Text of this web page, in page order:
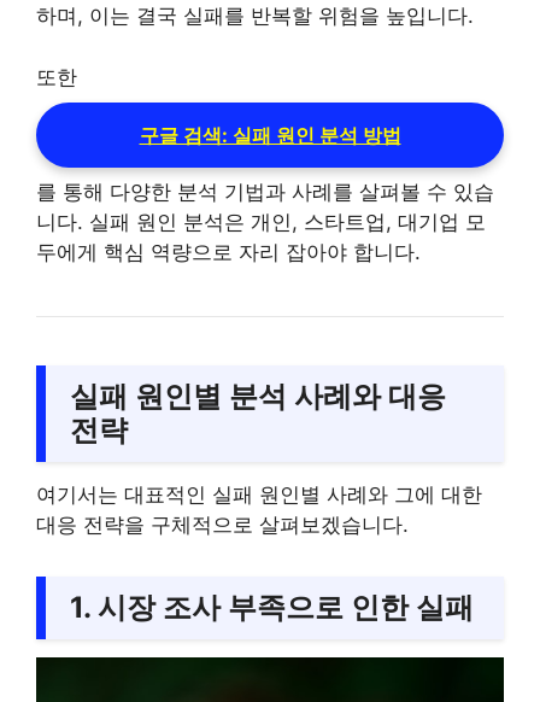
하며, 이는 결국 실패를 반복할 위험을 높입니다.
또한
구글 검색: 실패 원인 분석 방법
를 통해 다양한 분석 기법과 사례를 살펴볼 수 있습
니다. 실패 원인 분석은 개인, 스타트업, 대기업 모
두에게 핵심 역량으로 자리 잡아야 합니다.
실패 원인별 분석 사례와 대응
전략
여기서는 대표적인 실패 원인별 사례와 그에 대한
대응 전략을 구체적으로 살펴보겠습니다.
1. 시장 조사 부족으로 인한 실패